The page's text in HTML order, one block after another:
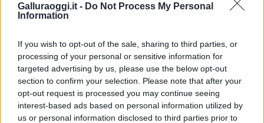
Galluraoggi.it - Do Not Process My Personal
Information
If you wish to opt-out of the sale, sharing to third parties, or
processing of your personal or sensitive information for
targeted advertising by us, please use the below opt-out
section to confirm your selection. Please note that after your
opt-out request is processed you may continue seeing
interest-based ads based on personal information utilized by
us or personal information disclosed to third parties prior to
NECROLOGIE
Mario Malu